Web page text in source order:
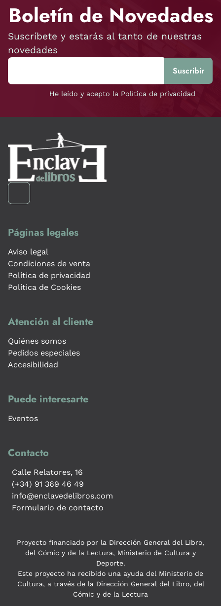
Boletín de Novedades
Suscríbete y estarás al tanto de nuestras
novedades
He leído y acepto la Política de privacidad
Páginas legales
Aviso legal
Condiciones de venta
Política de privacidad
Política de Cookies
Atención al cliente
Quiénes somos
Pedidos especiales
Accesibilidad
Puede interesarte
Eventos
Contacto
Calle Relatores, 16
(+34) 91 369 46 49
info@enclavedelibros.com
Formulario de contacto
Proyecto financiado por la Dirección General del Libro,
del Cómic y de la Lectura, Ministerio de Cultura y
Deporte.
Este proyecto ha recibido una ayuda del Ministerio de
Cultura, a través de la Dirección General del Libro, del
Cómic y de la Lectura